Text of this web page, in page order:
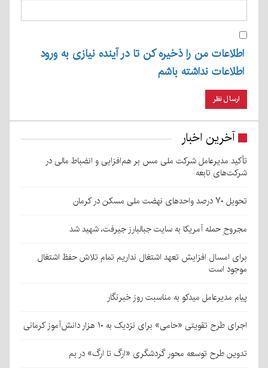
اطلاعات من را ذخیره کن تا در آینده نیازی به ورود
اطلاعات نداشته باشم
آخرین اخبار
تأکید مدیرعامل شرکت ملی مس بر هم‌افزایی و انضباط مالی در
شرکت‌های تابعه
تحویل ۷۰ درصد واحدهای نهضت ملی مسکن در کرمان
مجروحِ حمله آمریکا به سایت جبالبارز جیرفت، شهید شد
برای امسال افزایش تعهد اشتغال نداریم تمام تلاش حفظ اشتغال
موجود است
پیام مدیرعامل میدکو به مناسبت روز خبرنگار
اجرای طرح تقویتی «حامی» برای نزدیک به ۱۰ هزار دانش‌آموز کرمانی
تدوین طرح توسعه محور گردشگری «ارگ تا ارگ» در بم